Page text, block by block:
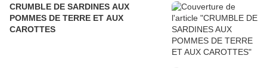
CRUMBLE DE SARDINES AUX
POMMES DE TERRE ET AUX
CAROTTES